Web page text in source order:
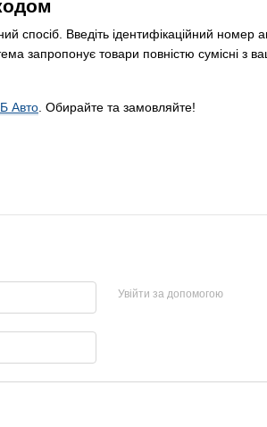
спосіб. Введіть ідентифікаційний номер
запропонує товари повністю сумісні з
Авто. Обирайте та замовляйте!
Увійти за допомогою